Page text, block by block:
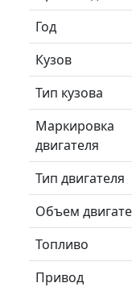
Год
Кузов
Тип кузова
Маркировка
двигателя
Тип двигателя
Объем
Топливо
Привод